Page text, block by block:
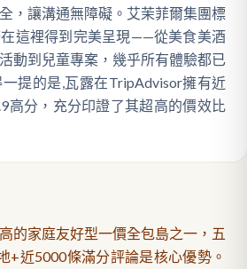
，讓溝通無障礙。艾茉菲爾集團標
這裡得到完美呈現——從美食美酒
動到兒童專案，幾乎所有體驗都已
提的是,瓦露在TripAdvisor擁有近
高分，充分印證了其超高的價效比
的家庭友好型一價全包島之一，五
+近5000條滿分評論是核心優勢。